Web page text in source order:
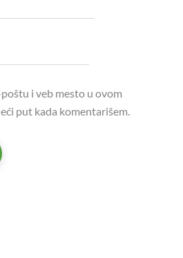
i veb mesto u ovom
put kada komentarišem.